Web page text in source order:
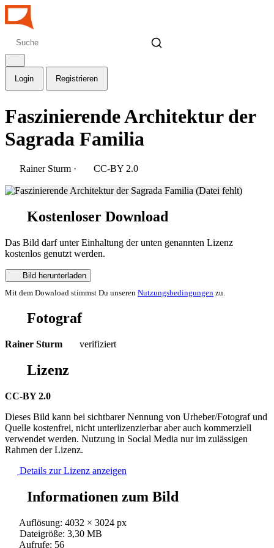
Login Registrieren
Faszinierende Architektur der
Sagrada Familia
Rainer Sturm · CC-BY 2.0
Kostenloser Download
Das Bild darf unter Einhaltung der unten genannten Lizenz
kostenlos genutzt werden.
Bild herunterladen
Mit dem Download stimmst Du unseren Nutzungsbedingungen zu.
Fotograf
Rainer Sturm verifiziert
Lizenz
CC-BY 2.0
Dieses Bild kann bei sichtbarer Nennung von Urheber/Fotograf und
Quelle kostenfrei, nicht unterlizenzierbar aber auch kommerziell
verwendet werden. Nutzung in Social Media nur im zulässigen
Rahmen der Lizenz.
Details zur Lizenz anzeigen
Informationen zum Bild
Auflösung: 4032 × 3024 px
Dateigröße: 3,30 MB
Aufrufe: 56